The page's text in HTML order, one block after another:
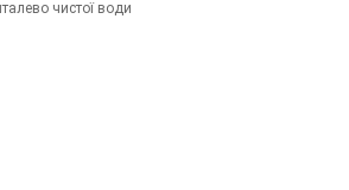
чистої води